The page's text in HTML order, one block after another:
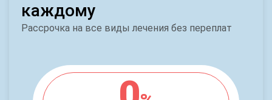
каждому
Рассрочка на все виды лечения без переплат